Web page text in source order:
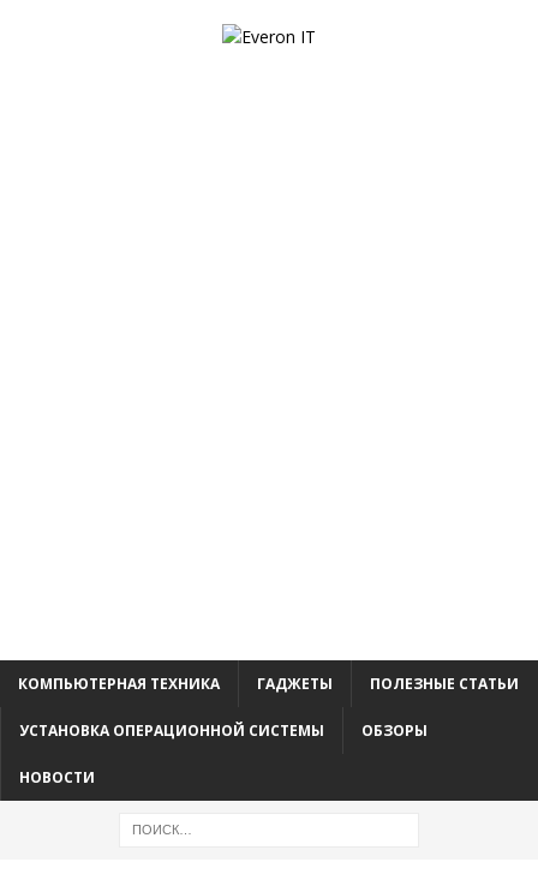
КОМПЬЮТЕРНАЯ ТЕХНИКА ГАДЖЕТЫ ПОЛЕЗНЫЕ СТАТЬИ
УСТАНОВКА ОПЕРАЦИОННОЙ СИСТЕМЫ ОБЗОРЫ
НОВОСТИ